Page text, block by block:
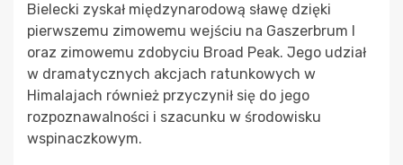
Bielecki zyskał międzynarodową sławę dzięki
pierwszemu zimowemu wejściu na Gaszerbrum I
oraz zimowemu zdobyciu Broad Peak. Jego udział
w dramatycznych akcjach ratunkowych w
Himalajach również przyczynił się do jego
rozpoznawalności i szacunku w środowisku
wspinaczkowym.